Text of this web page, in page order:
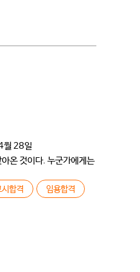
월 28일
온 것이다. 누군가에게는
합격 임용합격